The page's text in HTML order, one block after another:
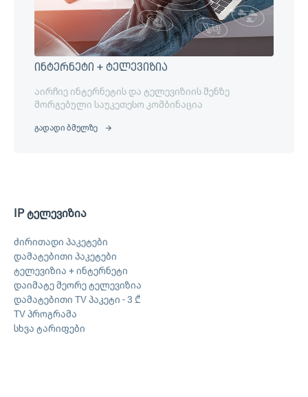
ინტერნეტი + ტელევიზია
აირჩიე ინტერნეტის და ტელევიზიის შენზე
მორგებული საუკეთესო კომბინაცია
გადადი ბმულზე
IP ტელევიზია
ძირითადი პაკეტები
დამატებითი პაკეტები
ტელევიზია + ინტერნეტი
დაიმატე მეორე ტელევიზია
დამატებითი TV პაკეტი - 3 ₾
TV პროგრამა
სხვა ტარიფები